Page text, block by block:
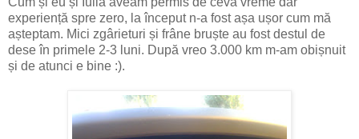
experiență spre zero, la început n-a fost așa ușor cum mă
așteptam. Mici zgârieturi și frâne bruște au fost destul de
dese în primele 2-3 luni. După vreo 3.000 km m-am obișnuit
și de atunci e bine :).